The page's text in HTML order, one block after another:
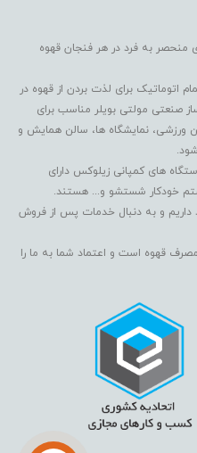
منحصر به فرد در هر فنجان قهوه
اتوماتیک برای لذت بردن از قهوه در
صنعتی مولتی بویلر مناسب برای
ورزشی، نمایشگاه ها، سالن همایش و
های کمپانی زیلوکس دارای
خودکار شستشو و... هستند.
داریم و به دنبال خدمات پس از فروش
قهوه است و اعتماد شما به ما را